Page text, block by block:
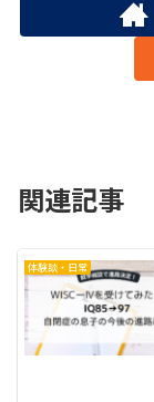
関連記事
体験談・日常